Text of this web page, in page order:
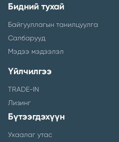
Бидний тухай
Байгууллагын танилцуулга
Салбарууд
Мэдээ мэдээлэл
Үйлчилгээ
TRADE-IN
Лизинг
Бүтээгдэхүүн
Ухаалаг утас